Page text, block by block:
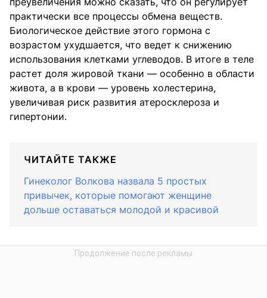
практически все процессы обмена веществ.
Биологическое действие этого гормона с
возрастом ухудшается, что ведет к снижению
использования клетками углеводов. В итоге в теле
растет доля жировой ткани — особенно в области
живота, а в крови — уровень холестерина,
увеличивая риск развития атеросклероза и
гипертонии.
ЧИТАЙТЕ ТАКЖЕ
Гинеколог Волкова назвала 5 простых
привычек, которые помогают женщине
дольше оставаться молодой и красивой